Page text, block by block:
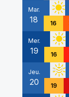
Mar.
18 16
Mer.
19 16
Jeu.
20 19